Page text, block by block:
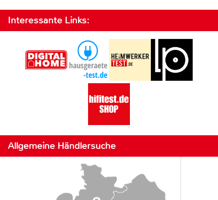
Interessante Links:
Allgemeine Händlersuche